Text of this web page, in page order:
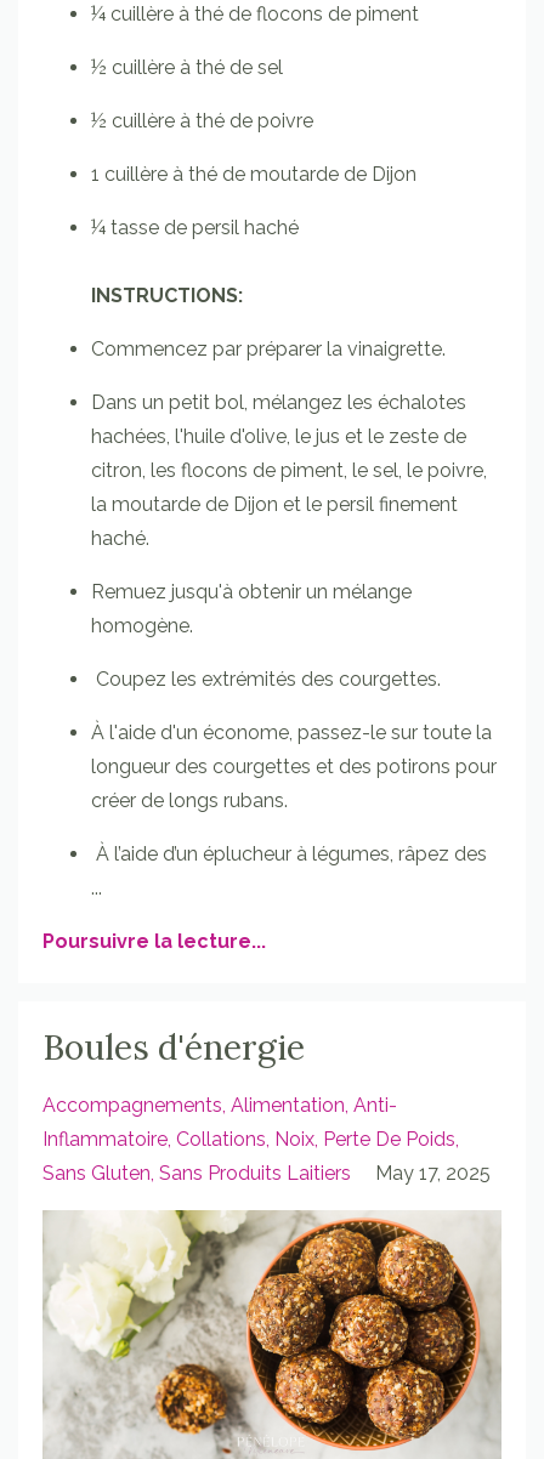
¼ cuillère à thé de flocons de piment
½ cuillère à thé de sel
½ cuillère à thé de poivre
1 cuillère à thé de moutarde de Dijon
¼ tasse de persil haché
INSTRUCTIONS:
Commencez par préparer la vinaigrette.
Dans un petit bol, mélangez les échalotes
hachées, l'huile d'olive, le jus et le zeste de
citron, les flocons de piment, le sel, le poivre,
la moutarde de Dijon et le persil finement
haché.
Remuez jusqu'à obtenir un mélange
homogène.
Coupez les extrémités des courgettes.
À l'aide d'un économe, passez-le sur toute la
longueur des courgettes et des potirons pour
créer de longs rubans.
À l’aide d’un éplucheur à légumes, râpez des
...
Poursuivre la lecture...
Boules d'énergie
Accompagnements Alimentation Anti-
Inflammatoire Collations Noix Perte De Poids
Sans Gluten Sans Produits Laitiers May 17, 2025